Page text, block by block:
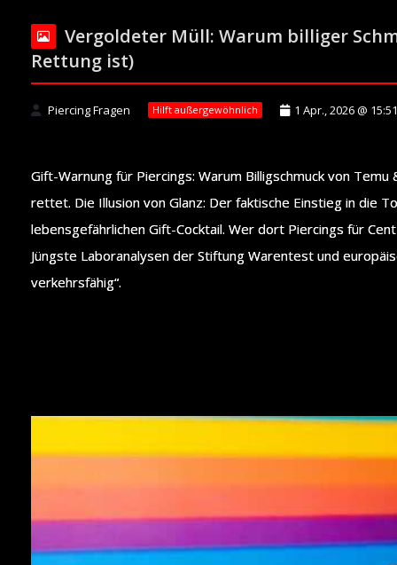
Vergoldeter Müll: Warum billiger
Rettung ist)
Piercing Fragen Hilft außergewöhnlich 1 Apr., 2026 @ 15:51
Gift-Warnung für Piercings: Warum Billigschmuck von
rettet. Die Illusion von Glanz: Der faktische Einstieg in die
lebensgefährlichen Gift-Cocktail. Wer dort Piercings für
Jüngste Laboranalysen der Stiftung Warentest und
verkehrsfähig“.